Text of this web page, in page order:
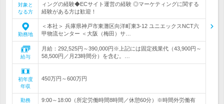
対象と
なる方
ィングの経験◆ECサイト運営の経験 ◎マーケティングに関する
経験がある方は歓迎！
勤務地
＜本社＞ 兵庫県神戸市東灘区向洋町東3-12 ユニエックスNCT六
甲物流センター ＜大阪（梅田）サ…
給与
月給：292,525円～390,000円※上記には固定残業代（43,900円～
58,500円／月23時間分）を含む。…
初年度
年収
450万円～600万円
勤務
9:00～18:00（所定労働時間8時間／休憩60分）※時間外労働有